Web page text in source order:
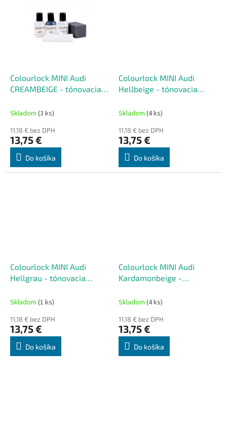
Colourlock MINI Audi
CREAMBEIGE - tónovacia
50 ml
Skladom (3 ks)
11,18 € bez DPH
13,75 €
Do košíka
Colourlock MINI Audi
Hellbeige - tónovacia
50 ml
Skladom (4 ks)
11,18 € bez DPH
13,75 €
Do košíka
Colourlock MINI Audi
Hellgrau - tónovacia
50 ml
Skladom (1 ks)
11,18 € bez DPH
13,75 €
Do košíka
Colourlock MINI Audi
Kardamonbeige -
renováciu kože 50 ml
Skladom (4 ks)
11,18 € bez DPH
13,75 €
Do košíka